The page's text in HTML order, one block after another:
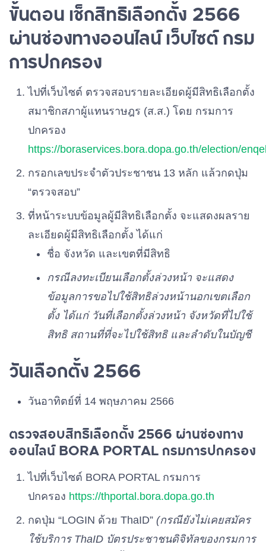
พรรครวมไทยสร้างชาติ
พรรคเพื่อชาติ
เบอร์ 26 พรรคประชาธิปัตย์
เบอร์ 27 พรรคพลังธรรมใหม่
เบอร์ 28 พรรคไทยพร้อม
เบอร์ 30 พรรคทางเลือกใหม่
เบอร์ 31 พรรคก้าวไกล
เบอร์ 32 พรรคไทยสร้างไทย
เบอร์ 33 พรรคไทยเป็นหนึ่ง
ขั้นตอน เช็กสิทธิเลือกตั้ง 2566
ผ่านช่องทางออนไลน์ เว็บไซต์ กรม
การปกครอง
ไปที่เว็บไซต์ ตรวจสอบรายละเอียดผู้มีสิทธิเลือกตั้ง
สมาชิกสภาผู้แทนราษฎร (ส.ส.) โดย กรมการ
ปกครอง
https://boraservices.bora.dopa.go.th/election/
กรอกเลขประจำตัวประชาชน 13 หลัก แล้วกดปุ่ม
“ตรวจสอบ”
ที่หน้าระบบข้อมูลผู้มีสิทธิเลือกตั้ง จะแสดงผลราย
ละเอียดผู้มีสิทธิเลือกตั้ง ได้แก่
ชื่อ จังหวัด และเขตที่มีสิทธิ
กรณีลงทะเบียนเลือกตั้งล่วงหน้า จะแสดง
ข้อมูลการขอไปใช้สิทธิล่วงหน้านอกเขตเลือก
ตั้ง ได้แก่ วันที่เลือกตั้งล่วงหน้า จังหวัดที่ไปใช้
สิทธิ สถานที่ที่จะไปใช้สิทธิ และลำดับในบัญชี
วันเลือกตั้ง 2566
วันอาทิตย์ที่ 14 พฤษภาคม 2566
ตรวจสอบสิทธิเลือกตั้ง 2566 ผ่านช่องทาง
ออนไลน์ BORA PORTAL กรมการปกครอง
ไปที่เว็บไซต์ BORA PORTAL กรมการ
ปกครอง https://thportal.bora.dopa.go.th
กดปุ่ม “LOGIN ด้วย ThaID” (กรณียังไม่เคยสมัคร
ใช้บริการ ThaID บัตรประชาชนดิจิทัลของกรมการ